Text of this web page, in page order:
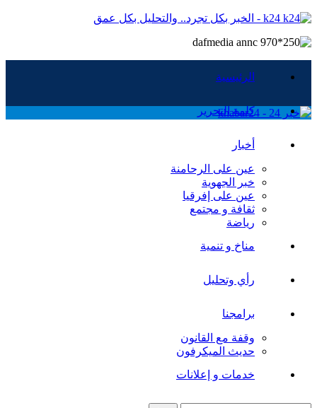
k24 - الخبر بكل تجرد.. والتحليل بكل عمق
الرئيسية
كلمة التحرير
أخبار
عين على الرحامنة
خبر الجهوية
عين على إفرقيا
ثقافة و مجتمع
رياضة
مناخ و تنمية
رأي وتحليل
برامجنا
وقفة مع القانون
حديث الميكرفون
خدمات و إعلانات